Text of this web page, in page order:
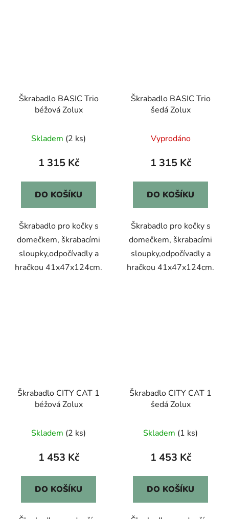
Škrabadlo BASIC Trio
béžová Zolux
Skladem (2 ks)
1 315 Kč
DO KOŠÍKU
Škrabadlo pro kočky s
domečkem, škrabacími
sloupky,odpočívadly a
hračkou 41x47x124cm.
Škrabadlo BASIC Trio
šedá Zolux
Vyprodáno
1 315 Kč
DO KOŠÍKU
Škrabadlo pro kočky s
domečkem, škrabacími
sloupky,odpočívadly a
hračkou 41x47x124cm.
Škrabadlo CITY CAT 1
béžová Zolux
Skladem (2 ks)
1 453 Kč
DO KOŠÍKU
Škrabadlo CITY CAT 1
šedá Zolux
Skladem (1 ks)
1 453 Kč
DO KOŠÍKU